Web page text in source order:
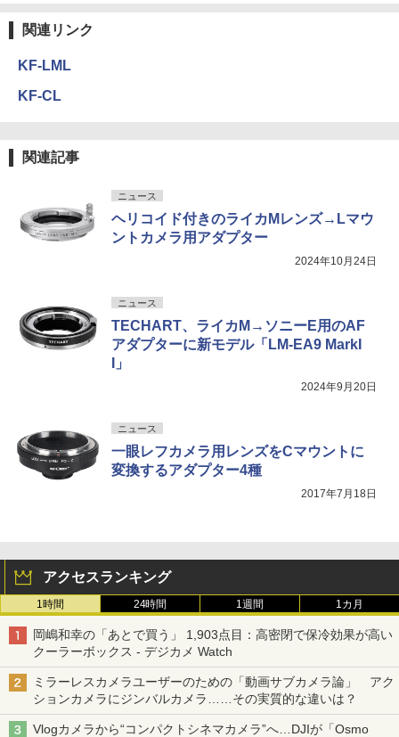
関連リンク
KF-LML
KF-CL
関連記事
ニュース
ヘリコイド付きのライカMレンズ→Lマウ
ントカメラ用アダプター
2024年10月24日
ニュース
TECHART、ライカM→ソニーE用のAF
アダプターに新モデル「LM-EA9 MarkI
I」
2024年9月20日
ニュース
一眼レフカメラ用レンズをCマウントに
変換するアダプター4種
2017年7月18日
アクセスランキング
1時間 24時間 1週間 1カ月
岡嶋和幸の「あとで買う」 1,903点目：高密閉で保冷効果が高い
クーラーボックス - デジカメ Watch
ミラーレスカメラユーザーのための「動画サブカメラ論」 アク
ションカメラにジンバルカメラ……その実質的な違いは？
Vlogカメラから“コンパクトシネマカメラ”へ…DJIが「Osmo